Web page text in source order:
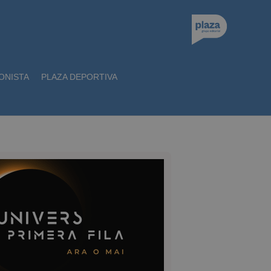
PLAZA DEPORTIVA